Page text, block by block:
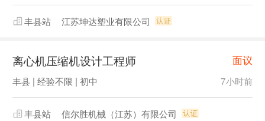
丰县站 江苏坤达塑业有限公司
离心机压缩机设计工程师 面议
丰县 | 经验不限 | 初中 7小时前
丰县站 信尔胜机械（江苏）有限公司